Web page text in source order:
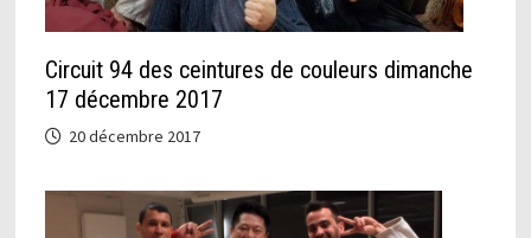
Circuit 94 des ceintures de couleurs dimanche
17 décembre 2017
20 décembre 2017